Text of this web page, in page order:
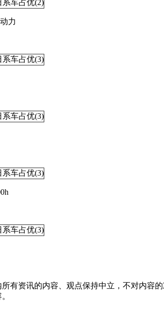
力
有资讯的内容、观点保持中立，不对内容